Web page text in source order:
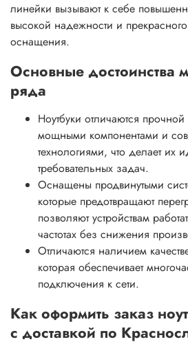
линейки вызывают к себе
высокой надежности и прекрасного
оснащения.
Основные достоинства
ряда
Ноутбуки отличаются прочной
мощными компонентами и
технологиями, что делает их
требовательных задач.
Оснащены продвинутыми
которые предотвращают
позволяют устройствам
частотах без снижения
Отличаются наличием
которая обеспечивает
подключения к сети.
Как оформить заказ
с доставкой по